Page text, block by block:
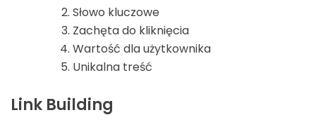
Słowo kluczowe
Zachęta do kliknięcia
Wartość dla użytkownika
Unikalna treść
Link Building